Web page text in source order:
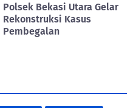
Polsek Bekasi Utara Gelar
Rekonstruksi Kasus
Pembegalan